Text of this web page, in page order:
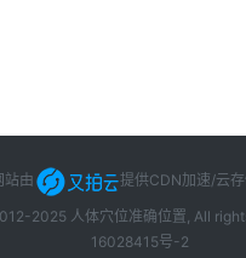
站由 提供CDN加速/云
2025 人体穴位准确位置, All
16028415号-2